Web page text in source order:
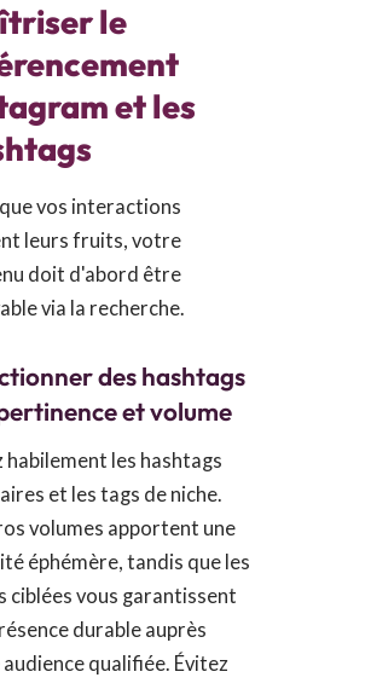
le
et les
vos interactions
leurs fruits, votre
doit d'abord être
via la recherche.
des hashtags
et volume
habilement les hashtags
et les tags de niche.
volumes apportent une
éphémère, tandis que les
ciblées vous garantissent
durable auprès
qualifiée. Évitez